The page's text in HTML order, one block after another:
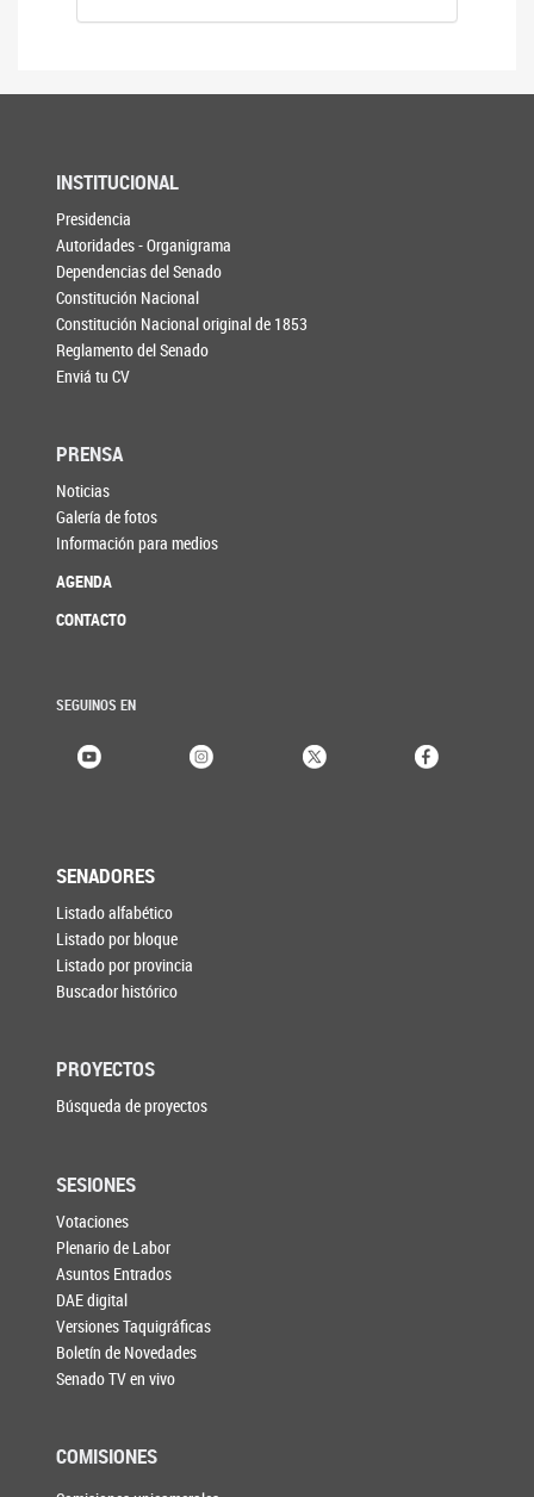
INSTITUCIONAL
Presidencia
Autoridades - Organigrama
Dependencias del Senado
Constitución Nacional
Constitución Nacional original de 1853
Reglamento del Senado
Enviá tu CV
PRENSA
Noticias
Galería de fotos
Información para medios
AGENDA
CONTACTO
SEGUINOS EN
SENADORES
Listado alfabético
Listado por bloque
Listado por provincia
Buscador histórico
PROYECTOS
Búsqueda de proyectos
SESIONES
Votaciones
Plenario de Labor
Asuntos Entrados
DAE digital
Versiones Taquigráficas
Boletín de Novedades
Senado TV en vivo
COMISIONES